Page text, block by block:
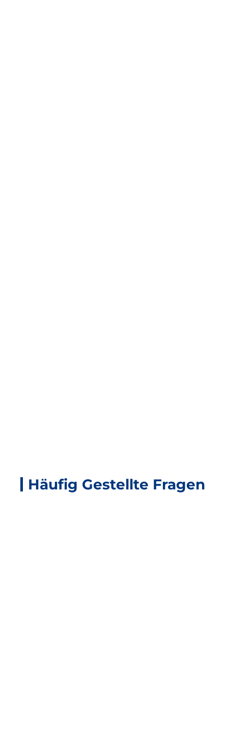
Häufig Gestellte Fragen